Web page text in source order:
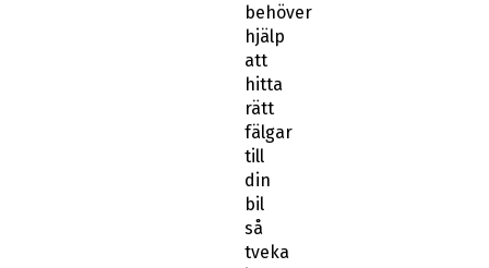
behöver
hjälp
att
hitta
rätt
fälgar
till
din
bil
så
tveka